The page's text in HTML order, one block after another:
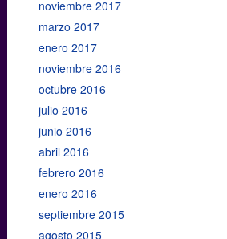
noviembre 2017
marzo 2017
enero 2017
noviembre 2016
octubre 2016
julio 2016
junio 2016
abril 2016
febrero 2016
enero 2016
septiembre 2015
agosto 2015